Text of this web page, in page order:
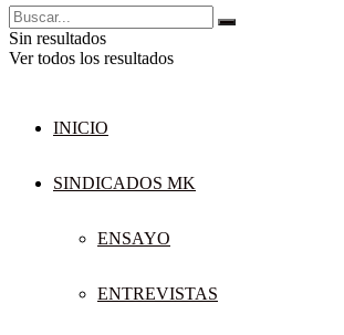
Sin resultados
Ver todos los resultados
INICIO
SINDICADOS MK
ENSAYO
ENTREVISTAS